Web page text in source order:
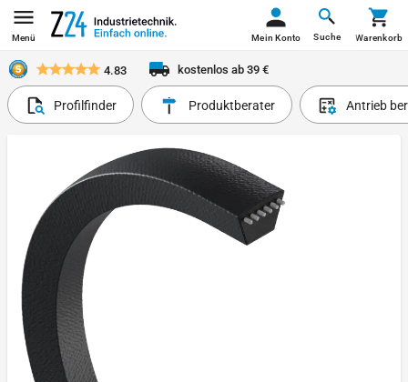
Menü Suche
Mein Konto Warenkorb
4.83 kostenlos ab 39 €
Profilfinder Produktberater Antrieb